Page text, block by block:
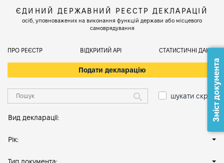
ЄДИНИЙ ДЕРЖАВНИЙ РЕЄСТР ДЕКЛАРАЦІЙ
осіб, уповноважених на виконання функцій держави або місцевого
самоврядування
ПРО РЕЄСТР ВІДКРИТИЙ АРІ СТАТИСТИЧНІ ДАНІ
Подати декларацію
шукати скрізь
Вид декларації:
Рік:
Зміст документа